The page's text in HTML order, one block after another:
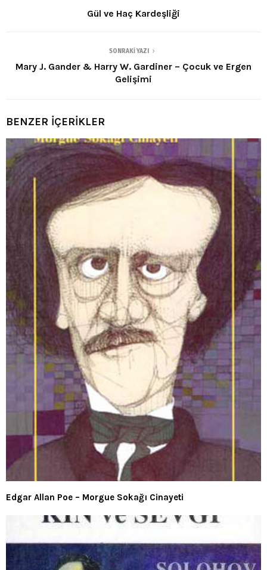
Gül ve Haç Kardeşliği
SONRAKI YAZI
Mary J. Gander & Harry W. Gardiner – Çocuk ve Ergen
Gelişimi
BENZER İÇERİKLER
Edgar Allan Poe – Morgue Sokağı Cinayeti